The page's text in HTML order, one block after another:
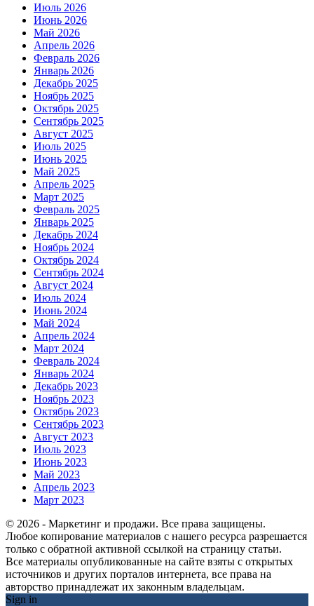
Июль 2026
Июнь 2026
Май 2026
Апрель 2026
Февраль 2026
Январь 2026
Декабрь 2025
Ноябрь 2025
Октябрь 2025
Сентябрь 2025
Август 2025
Июль 2025
Июнь 2025
Май 2025
Апрель 2025
Март 2025
Февраль 2025
Январь 2025
Декабрь 2024
Ноябрь 2024
Октябрь 2024
Сентябрь 2024
Август 2024
Июль 2024
Июнь 2024
Май 2024
Апрель 2024
Март 2024
Февраль 2024
Январь 2024
Декабрь 2023
Ноябрь 2023
Октябрь 2023
Сентябрь 2023
Август 2023
Июль 2023
Июнь 2023
Май 2023
Апрель 2023
Март 2023
© 2026 - Маркетинг и продажи. Все права защищены.
Любое копирование материалов с нашего ресурса разрешается
только с обратной активной ссылкой на страницу статьи.
Все материалы опубликованные на сайте взяты с открытых
источников и других порталов интернета, все права на
авторство принадлежат их законным владельцам.
Sign in